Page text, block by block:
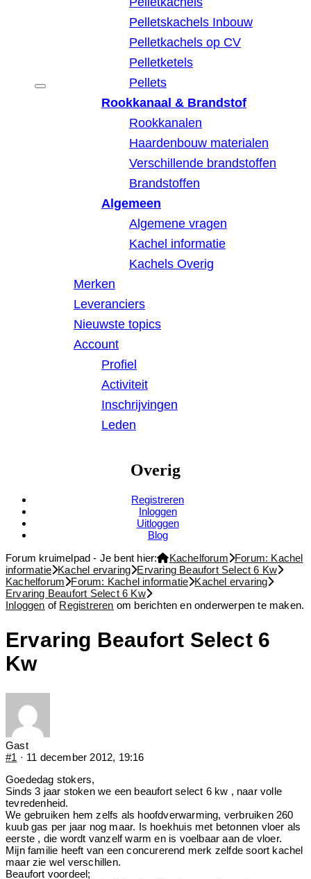
Pelletskachels Inbouw
Pelletkachels op CV
Pelletketels
Pellets
Rookkanaal & Brandstof
Rookkanalen
Haardenbouw materialen
Verschillende brandstoffen
Brandstoffen
Algemeen
Algemene vragen
Kachel informatie
Kachels Overig
Merken
Leveranciers
Nieuwste topics
Account
Profiel
Activiteit
Inschrijvingen
Leden
Overig
Registreren
Inloggen
Uitloggen
Blog
Forum kruimelpad - Je bent hier:
Kachelforum Forum: Kachel
informatie Kachel ervaring Ervaring Beaufort Select 6 Kw
Kachelforum
Forum: Kachel informatie Kachel ervaring
Ervaring Beaufort Select 6 Kw
Inloggen of Registreren om berichten en onderwerpen te maken.
Ervaring Beaufort Select 6
Kw
Gast
#1 · 11 december 2012, 19:16
Goededag stokers,
Sinds 3 jaar stoken we een beaufort select 6 kw , naar volle
tevredenheid.
We gebruiken hem zelfs als hoofdverwarming, verbruiken 260
kuub gas per jaar nog maar. Is hoekhuis met betonnen vloer als
eerste , die wordt vanzelf warm en is voelbaar aan de vloer.
Mijn familie heeft van een concurerend merk zelfde soort kachel
maar zie wel verschillen.
Beaufort voordeel;